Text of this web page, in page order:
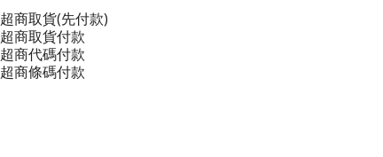
超商取貨(先付款)
超商取貨付款
超商代碼付款
超商條碼付款